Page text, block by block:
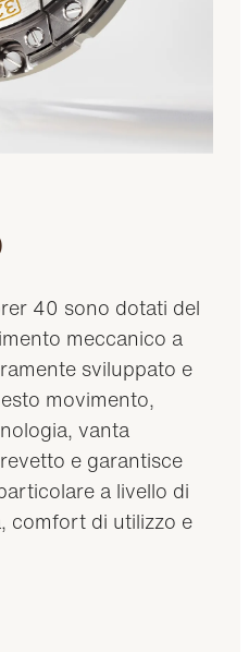
40 sono dotati del
meccanico a
sviluppato e
movimento,
vanta
e garantisce
a livello di
comfort di utilizzo e